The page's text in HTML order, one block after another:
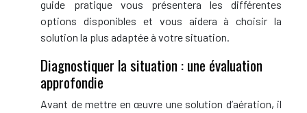
guide pratique vous présentera les différentes
options disponibles et vous aidera à choisir la
solution la plus adaptée à votre situation.
Diagnostiquer la situation : une évaluation
approfondie
Avant de mettre en œuvre une solution d’aération, il